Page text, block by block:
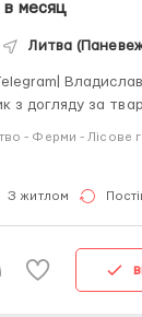
месяц
Литва
Владислав 🐄
з догляду за
1200 EUR нетто
...
- Ферми - Лісове
З житлом